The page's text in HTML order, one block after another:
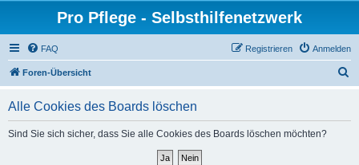
Pro Pflege - Selbsthilfenetzwerk
FAQ Anmelden
Registrieren
Foren-Übersicht
Alle Cookies des Boards löschen
Sind Sie sich sicher, dass Sie alle Cookies des Boards löschen möchten?